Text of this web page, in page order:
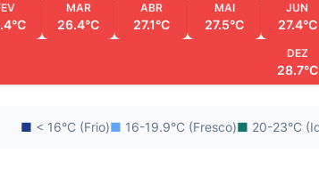
MAR
26.4°C
ABR
27.1°C
MAI
27.5°C
JUN
27.4°C
DEZ
28.7°C
■ < 16°C (Frio)■ 16-19.9°C (Fresco)■ 20-23°C